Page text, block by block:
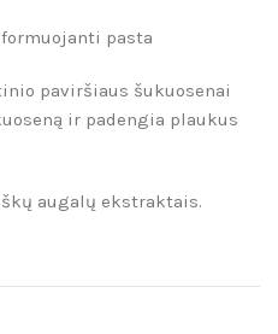
pasta
paviršiaus šukuosenai
ir padengia plaukus
augalų ekstraktais.